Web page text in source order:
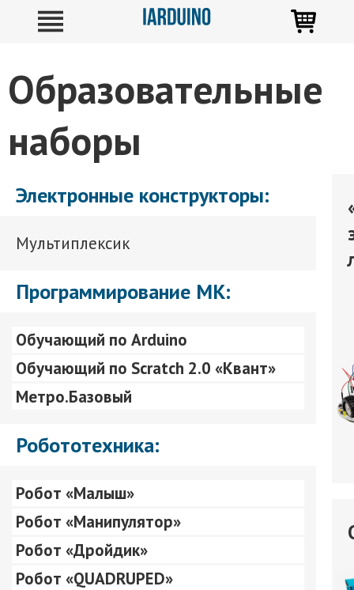
Образовательные
наборы
Электронные конструкторы:
Мультиплексик
Программирование МК:
Обучающий по Arduino
Обучающий по Scratch 2.0 «Квант»
Метро.Базовый
Робототехника:
Робот «Малыш»
Робот «Манипулятор»
Робот «Дройдик»
Робот «QUADRUPED»